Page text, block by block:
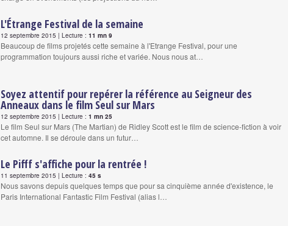
L'Étrange Festival de la semaine
12 septembre 2015 | Lecture : 11 mn 9
Beaucoup de films projetés cette semaine à l'Etrange Festival, pour une
programmation toujours aussi riche et variée. Nous nous at…
Soyez attentif pour repérer la référence au Seigneur des
Anneaux dans le film Seul sur Mars
12 septembre 2015 | Lecture : 1 mn 25
Le film Seul sur Mars (The Martian) de Ridley Scott est le film de science-fiction à voir
cet automne. Il se déroule dans un futur…
Le Pifff s'affiche pour la rentrée !
11 septembre 2015 | Lecture : 45 s
Nous savons depuis quelques temps que pour sa cinquième année d'existence, le
Paris International Fantastic Film Festival (alias l…